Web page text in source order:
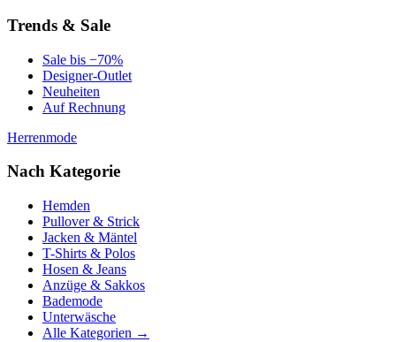
Trends & Sale
Sale bis −70%
Designer-Outlet
Neuheiten
Auf Rechnung
Herrenmode
Nach Kategorie
Hemden
Pullover & Strick
Jacken & Mäntel
T-Shirts & Polos
Hosen & Jeans
Anzüge & Sakkos
Bademode
Unterwäsche
Alle Kategorien →